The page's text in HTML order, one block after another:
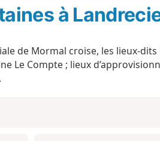
à
de Mormal croise, les lieux-
Le Compte ; lieux